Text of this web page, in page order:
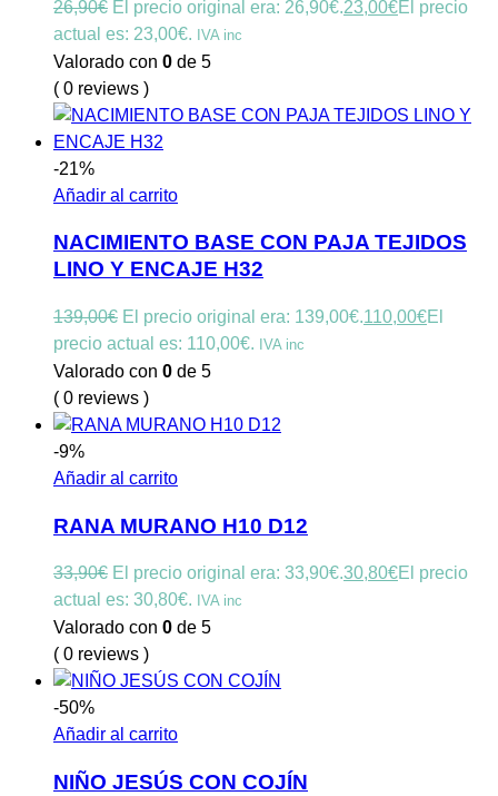
26,90€ El precio original era: 26,90€.23,00€El precio
actual es: 23,00€. IVA inc
Valorado con 0 de 5
( 0 reviews )
-21%
Añadir al carrito
NACIMIENTO BASE CON PAJA TEJIDOS
LINO Y ENCAJE H32
139,00€ El precio original era: 139,00€.110,00€El
precio actual es: 110,00€. IVA inc
Valorado con 0 de 5
( 0 reviews )
-9%
Añadir al carrito
RANA MURANO H10 D12
33,90€ El precio original era: 33,90€.30,80€El precio
actual es: 30,80€. IVA inc
Valorado con 0 de 5
( 0 reviews )
-50%
Añadir al carrito
NIÑO JESÚS CON COJÍN